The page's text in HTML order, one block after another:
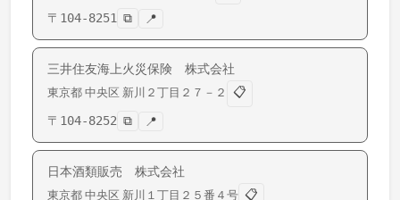
〒 104-8251 ⧉ 📍
三井住友海上火災保険 株式会社
東京都 中央区 新川 ２丁目２７－２
📋
〒 104-8252 ⧉ 📍
日本酒類販売 株式会社
東京都 中央区 新川 １丁目２５番４号 📋